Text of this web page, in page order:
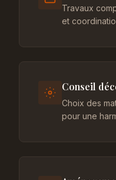
Travaux
et
Conseil
Choix des
pour une